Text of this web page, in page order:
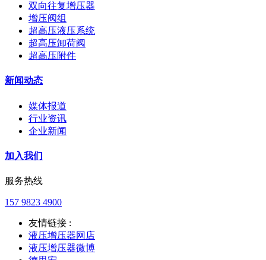
双向往复增压器
增压阀组
超高压液压系统
超高压卸荷阀
超高压附件
新闻动态
媒体报道
行业资讯
企业新闻
加入我们
服务热线
157 9823 4900
友情链接 :
液压增压器网店
液压增压器微博